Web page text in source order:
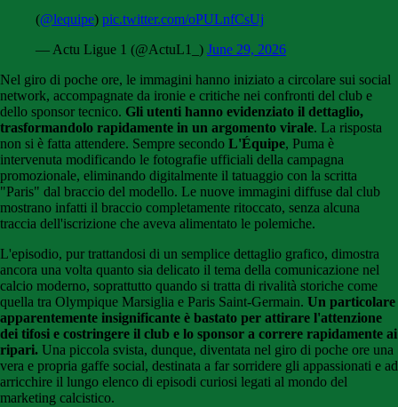
(@lequipe) pic.twitter.com/oPULnfCsUj
— Actu Ligue 1 (@ActuL1_) June 29, 2026
Nel giro di poche ore, le immagini hanno iniziato a circolare sui social
network, accompagnate da ironie e critiche nei confronti del club e
dello sponsor tecnico. Gli utenti hanno evidenziato il dettaglio,
trasformandolo rapidamente in un argomento virale. La risposta
non si è fatta attendere. Sempre secondo L'Équipe, Puma è
intervenuta modificando le fotografie ufficiali della campagna
promozionale, eliminando digitalmente il tatuaggio con la scritta
"Paris" dal braccio del modello. Le nuove immagini diffuse dal club
mostrano infatti il braccio completamente ritoccato, senza alcuna
traccia dell'iscrizione che aveva alimentato le polemiche.
L'episodio, pur trattandosi di un semplice dettaglio grafico, dimostra
ancora una volta quanto sia delicato il tema della comunicazione nel
calcio moderno, soprattutto quando si tratta di rivalità storiche come
quella tra Olympique Marsiglia e Paris Saint-Germain. Un particolare
apparentemente insignificante è bastato per attirare l'attenzione
dei tifosi e costringere il club e lo sponsor a correre rapidamente ai
ripari. Una piccola svista, dunque, diventata nel giro di poche ore una
vera e propria gaffe social, destinata a far sorridere gli appassionati e ad
arricchire il lungo elenco di episodi curiosi legati al mondo del
marketing calcistico.